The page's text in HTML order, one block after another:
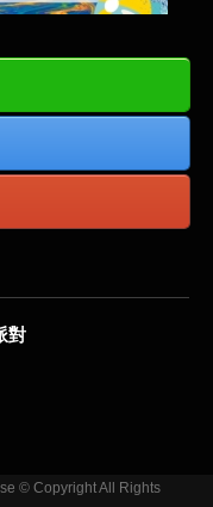
對
© Copyright All Rights